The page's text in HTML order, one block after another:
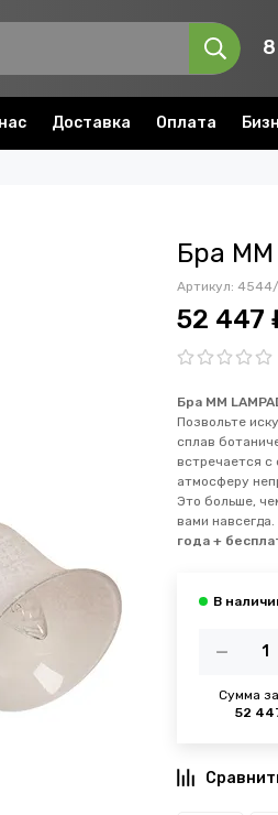
Доставка Оплата
Бра
Артикул:
52 447
Бра MM
Позвольте
сплав
встречается с
атмосферу
Это больше,
вами
года +
Сумма
52